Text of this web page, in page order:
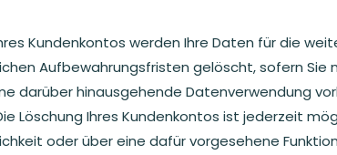
Kundenkontos werden Ihre Daten für die
Aufbewahrungsfristen gelöscht, sofern Sie
darüber hinausgehende Datenverwendung
Löschung Ihres Kundenkontos ist jederzeit
oder über eine dafür vorgesehene